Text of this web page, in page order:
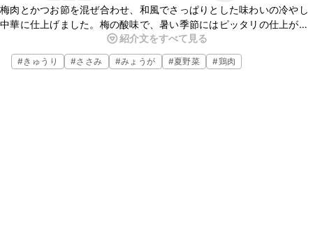
梅肉とかつお節を混ぜ合わせ、和風でさっぱりとした味わいの冷やし
中華に仕上げました。梅の酸味で、暑い季節にはピッタリの仕上がり
ですよ。タレに梅を混ぜ込む量で風味も変わります。ぜひ一度試して
みてくださいね。
紹介文をすべて見る
#きゅうり #ささみ #みょうが #夏野菜 #鶏肉